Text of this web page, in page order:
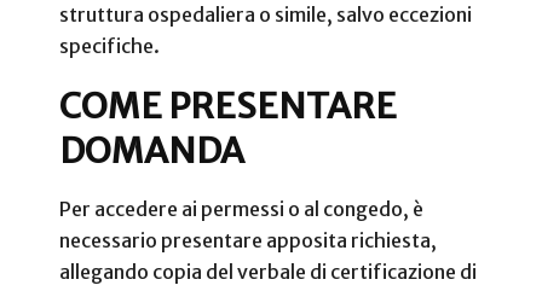
struttura ospedaliera o simile, salvo eccezioni
specifiche.
COME PRESENTARE
DOMANDA
Per accedere ai permessi o al congedo, è
necessario presentare apposita richiesta,
allegando copia del verbale di certificazione di